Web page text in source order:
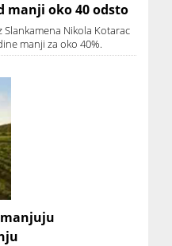
manji oko 40 odsto
Nikola Kotarac
manji za oko 40%.